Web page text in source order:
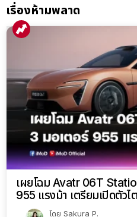
เรื่องห้ามพลาด
เผยโฉม Avatr 06T
955 แรงม้า เตรียมเปิดตัวไ
โดย Sakura P.